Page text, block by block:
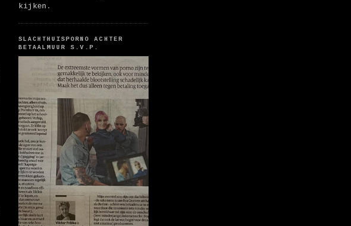
kijken.
SLACHTHUISPORNO ACHTER
BETAALMUUR S.V.P.